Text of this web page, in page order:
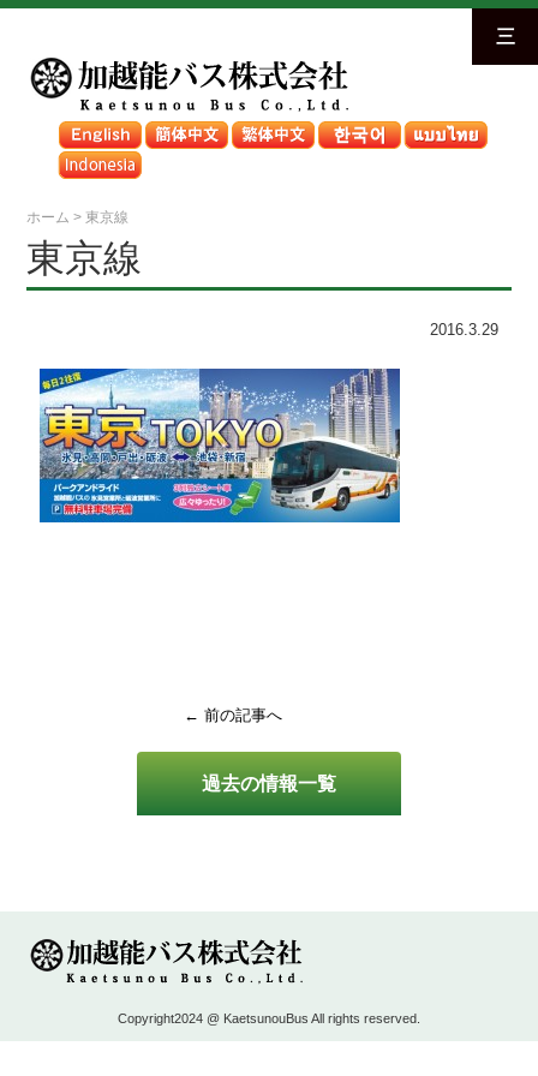
三
ホーム > 東京線
過去の情報一覧
東京線
2016.3.29
← 前の記事へ
Copyright2024 @ KaetsunouBus All rights reserved.